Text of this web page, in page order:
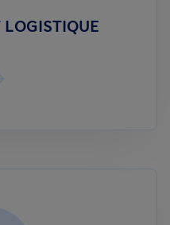
LOGISTIQUE